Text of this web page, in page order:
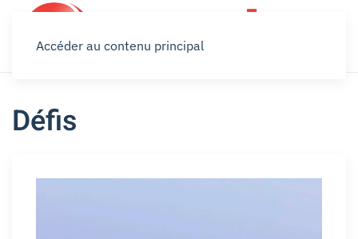
Accéder au contenu principal
Défis